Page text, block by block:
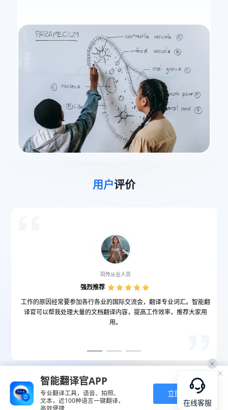
在线客服
用户评价
同传从业人员
强烈推荐
工作的原因经常要参加各行各业的国际交流会，翻译专业词汇。智能翻
译官可以帮我处理大量的文档翻译内容，提高工作效率，推荐大家用
用。
智能翻译官APP
专业翻译工具，语音、拍照、
文本，近100种语言一键翻译，
高效便捷
立即下载